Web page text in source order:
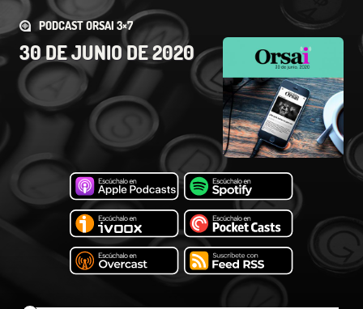
PODCAST ORSAI 3×7
30 DE JUNIO DE 2020